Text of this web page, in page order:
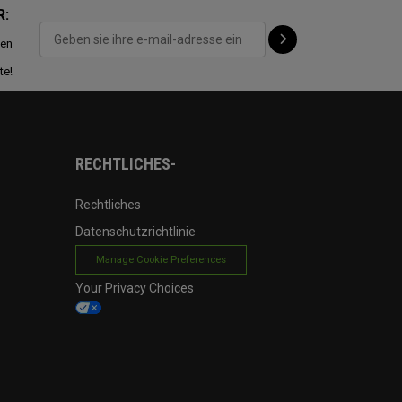
RECHTLICHES-
Rechtliches
Datenschutzrichtlinie
Manage Cookie Preferences
Your Privacy Choices